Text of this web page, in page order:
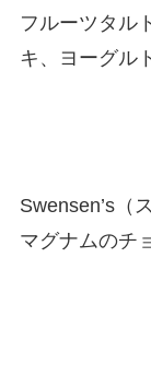
フルーツタル
キ、ヨーグル
Swensen’s（
マグナムのチ